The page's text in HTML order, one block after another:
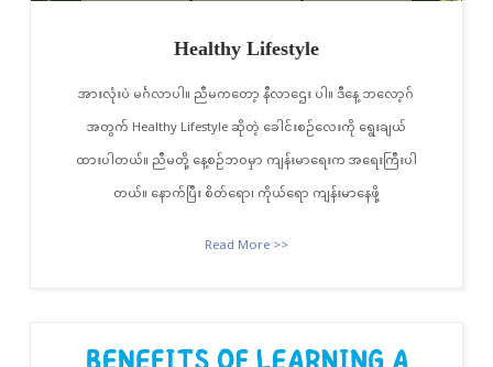
Healthy Lifestyle
အားလုံးပဲ မင်္ဂလာပါ။ ညီမကတော့ နီလာဌေး ပါ။ ဒီနေ့ ဘလော့ဂ်
အတွက် Healthy Lifestyle ဆိုတဲ့ ခေါင်းစဉ်လေးကို ရွေးချယ်
ထားပါတယ်။ ညီမတို့ နေ့စဉ်ဘဝမှာ ကျန်းမာရေးက အရေးကြီးပါ
တယ်။ နောက်ပြီး စိတ်ရော၊ ကိုယ်ရော ကျန်းမာနေဖို့
Read More >>